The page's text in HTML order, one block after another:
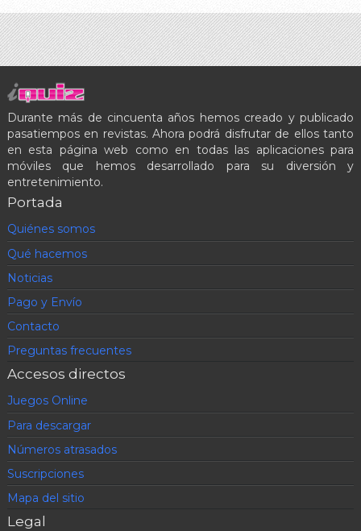
Durante más de cincuenta años hemos creado y publicado
pasatiempos en revistas. Ahora podrá disfrutar de ellos tanto
en esta página web como en todas las aplicaciones para
móviles que hemos desarrollado para su diversión y
entretenimiento.
Portada
Quiénes somos
Qué hacemos
Noticias
Pago y Envío
Contacto
Preguntas frecuentes
Accesos directos
Juegos Online
Para descargar
Números atrasados
Suscripciones
Mapa del sitio
Legal